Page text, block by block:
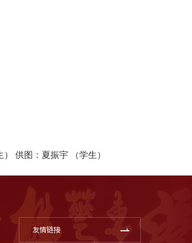
供图：夏振宇 （学生）
友情链接